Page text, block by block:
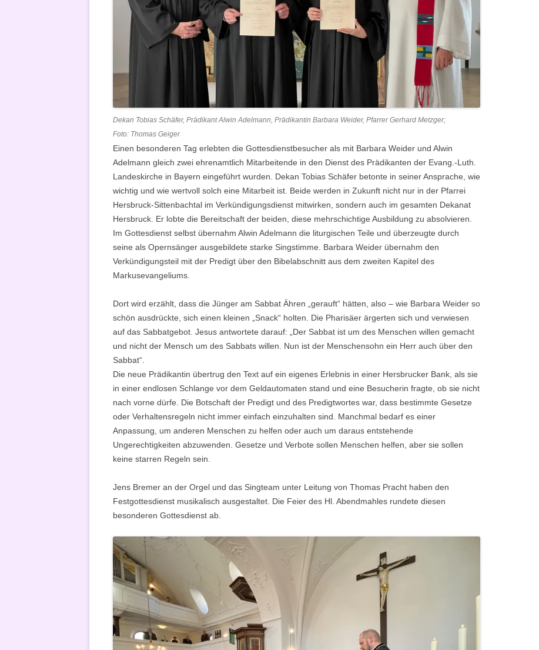
Dekan Tobias Schäfer, Prädikant Alwin Adelmann, Prädikantin Barbara Weider, Pfarrer Gerhard Metzger;
Foto: Thomas Geiger
Einen besonderen Tag erlebten die Gottesdienstbesucher als mit Barbara Weider und Alwin
Adelmann gleich zwei ehrenamtlich Mitarbeitende in den Dienst des Prädikanten der Evang.-Luth.
Landeskirche in Bayern eingeführt wurden. Dekan Tobias Schäfer betonte in seiner Ansprache, wie
wichtig und wie wertvoll solch eine Mitarbeit ist. Beide werden in Zukunft nicht nur in der Pfarrei
Hersbruck-Sittenbachtal im Verkündigungsdienst mitwirken, sondern auch im gesamten Dekanat
Hersbruck. Er lobte die Bereitschaft der beiden, diese mehrschichtige Ausbildung zu absolvieren.
Im Gottesdienst selbst übernahm Alwin Adelmann die liturgischen Teile und überzeugte durch
seine als Opernsänger ausgebildete starke Singstimme. Barbara Weider übernahm den
Verkündigungsteil mit der Predigt über den Bibelabschnitt aus dem zweiten Kapitel des
Markusevangeliums.
Dort wird erzählt, dass die Jünger am Sabbat Ähren „gerauft“ hätten, also – wie Barbara Weider so
schön ausdrückte, sich einen kleinen „Snack“ holten. Die Pharisäer ärgerten sich und verwiesen
auf das Sabbatgebot. Jesus antwortete darauf: „Der Sabbat ist um des Menschen willen gemacht
und nicht der Mensch um des Sabbats willen. Nun ist der Menschensohn ein Herr auch über den
Sabbat“.
Die neue Prädikantin übertrug den Text auf ein eigenes Erlebnis in einer Hersbrucker Bank, als sie
in einer endlosen Schlange vor dem Geldautomaten stand und eine Besucherin fragte, ob sie nicht
nach vorne dürfe. Die Botschaft der Predigt und des Predigtwortes war, dass bestimmte Gesetze
oder Verhaltensregeln nicht immer einfach einzuhalten sind. Manchmal bedarf es einer
Anpassung, um anderen Menschen zu helfen oder auch um daraus entstehende
Ungerechtigkeiten abzuwenden. Gesetze und Verbote sollen Menschen helfen, aber sie sollen
keine starren Regeln sein.
Jens Bremer an der Orgel und das Singteam unter Leitung von Thomas Pracht haben den
Festgottesdienst musikalisch ausgestaltet. Die Feier des Hl. Abendmahles rundete diesen
besonderen Gottesdienst ab.